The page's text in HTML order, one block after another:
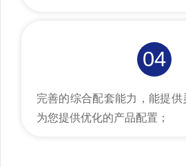
04
完善的综合配套能力，能提供
为您提供优化的产品配置；